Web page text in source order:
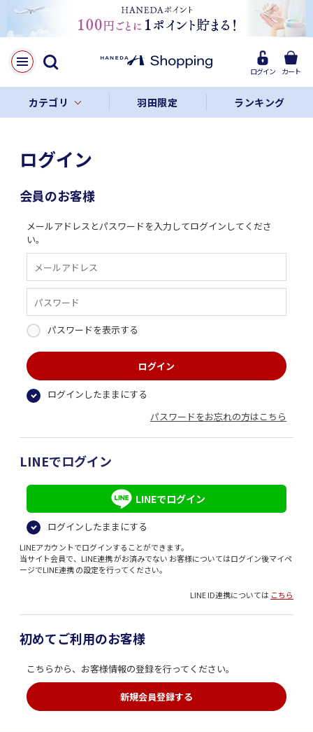
ログイン カート
カテゴリ 羽田限定 ランキング
ログイン
会員のお客様
メールアドレスとパスワードを入力してログインしてくださ
い。
パスワードを表示する
ログインしたままにする
パスワードをお忘れの方はこちら
LINEでログイン
LINEでログイン
ログインしたままにする
LINEアカウントでログインすることができます。
当サイト会員で、LINE連携 がお済みでない お客様についてはログイン後マイペ
ージでLINE連携 の設定を行ってください。
LINE ID連携については こちら
初めてご利用のお客様
こちらから、お客様情報の登録を行ってください。
新規会員登録する